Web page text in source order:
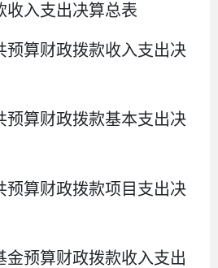
收入支出决算总表
预算财政拨款收入支出决
预算财政拨款基本支出决
预算财政拨款项目支出决
金预算财政拨款收入支出